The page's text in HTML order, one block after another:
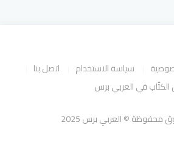
سياسة الاستخدام
اتصل بنا
في العربي برس
محفوظة © العربي برس 2025